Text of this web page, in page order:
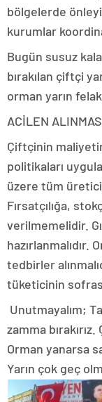
bölgelerde
kurumlar
Bugün susuz
bırakılan çiftçi
orman yarın
ACİLEN
Çiftçinin
politikaları
üzere tüm
Fırsatçılığa,
verilmemelidir.
hazırlanmalıdır.
tedbirler
tüketicinin
Unutmayalım;
zamma
Orman yanarsa
Yarın çok geç